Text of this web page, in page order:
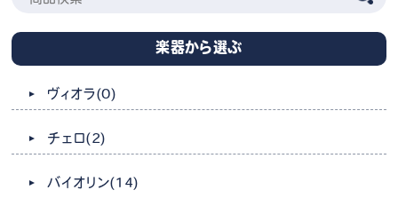
楽器から選ぶ
ヴィオラ(0)
チェロ(2)
バイオリン(14)